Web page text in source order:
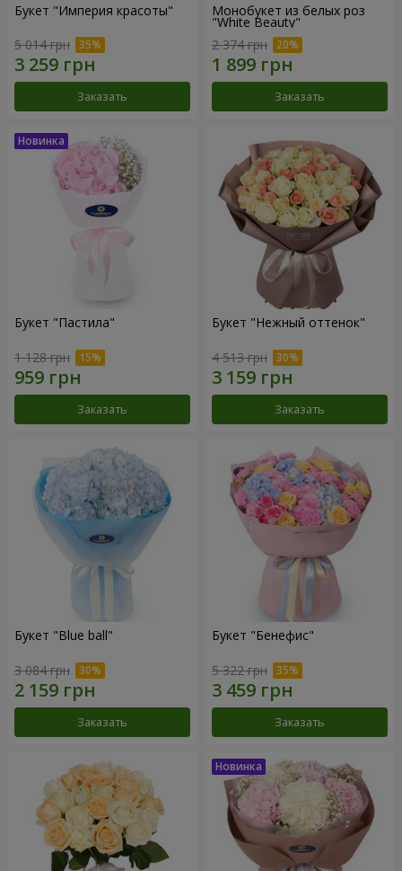
Букет "Империя красоты"
5 014 грн
Заказать
Монобукет из белых роз
"White Beauty"
2 374 грн
Заказать
Букет "Пастила"
1 128 грн
Заказать
Букет "Нежный оттенок"
4 513 грн
Заказать
Букет "Blue ball"
3 084 грн
Заказать
Букет "Бенефис"
5 322 грн
Заказать